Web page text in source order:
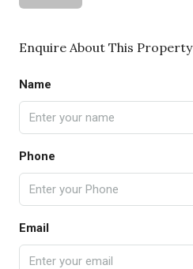
Enquire About This Property
Name
Phone
Email